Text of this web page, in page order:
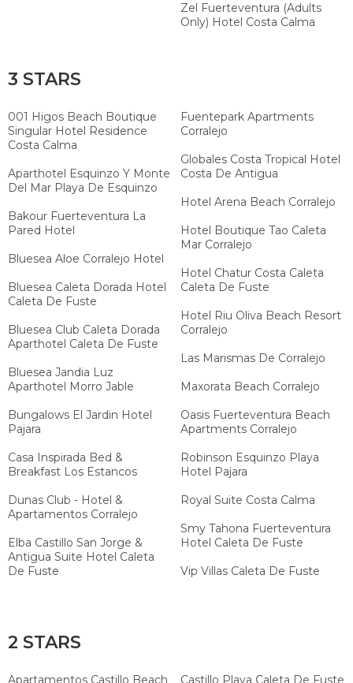
Zel Fuerteventura (Adults
Only) Hotel Costa Calma
3 STARS
001 Higos Beach Boutique
Singular Hotel Residence
Costa Calma
Aparthotel Esquinzo Y Monte
Del Mar Playa De Esquinzo
Bakour Fuerteventura La
Pared Hotel
Bluesea Aloe Corralejo Hotel
Bluesea Caleta Dorada Hotel
Caleta De Fuste
Bluesea Club Caleta Dorada
Aparthotel Caleta De Fuste
Bluesea Jandia Luz
Aparthotel Morro Jable
Bungalows El Jardin Hotel
Pajara
Casa Inspirada Bed &
Breakfast Los Estancos
Dunas Club - Hotel &
Apartamentos Corralejo
Elba Castillo San Jorge &
Antigua Suite Hotel Caleta
De Fuste
Fuentepark Apartments
Corralejo
Globales Costa Tropical Hotel
Costa De Antigua
Hotel Arena Beach Corralejo
Hotel Boutique Tao Caleta
Mar Corralejo
Hotel Chatur Costa Caleta
Caleta De Fuste
Hotel Riu Oliva Beach Resort
Corralejo
Las Marismas De Corralejo
Maxorata Beach Corralejo
Oasis Fuerteventura Beach
Apartments Corralejo
Robinson Esquinzo Playa
Hotel Pajara
Royal Suite Costa Calma
Smy Tahona Fuerteventura
Hotel Caleta De Fuste
Vip Villas Caleta De Fuste
2 STARS
Apartamentos Castillo Beach Castillo Playa Caleta De Fuste